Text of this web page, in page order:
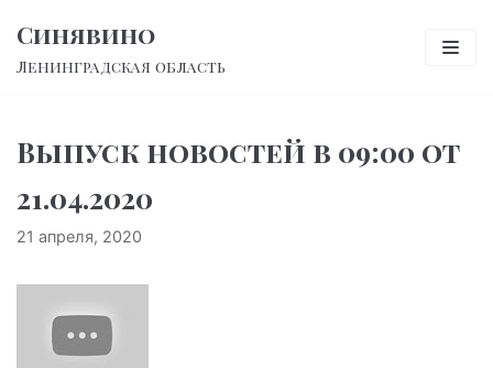
Перейти
к
Синявино
Ленинградская область
Выпуск новостей в 09:00 от
21.04.2020
21 апреля, 2020